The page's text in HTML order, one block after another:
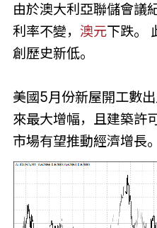
由於澳大利亞聯儲會議
利率不變， 澳元下跌。
創歷史新低。
美國5月份新屋開工數
來最大增幅，且建築許
市場有望推動經濟增長。